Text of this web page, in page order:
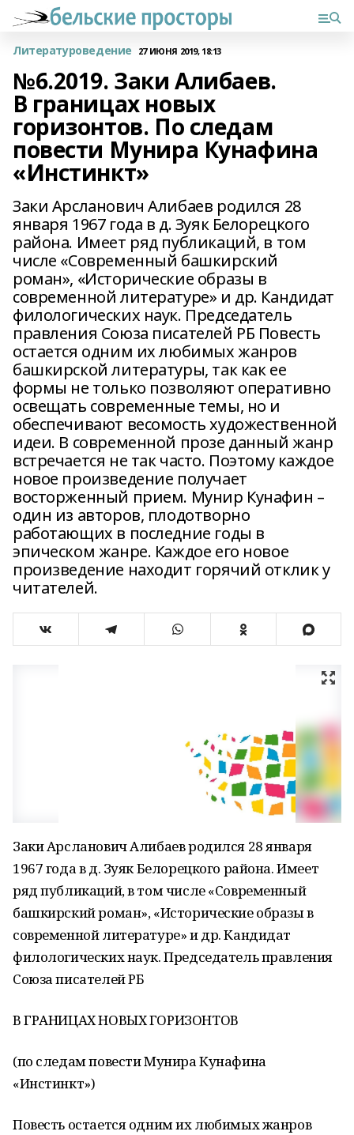
Литературоведение 27 ИЮНЯ 2019, 18:13
№6.2019. Заки Алибаев.
В границах новых
горизонтов. По следам
повести Мунира Кунафина
«Инстинкт»
Заки Арсланович Алибаев родился 28
января 1967 года в д. Зуяк Белорецкого
района. Имеет ряд публикаций, в том
числе «Современный башкирский
роман», «Исторические образы в
современной литературе» и др. Кандидат
филологических наук. Председатель
правления Союза писателей РБ Повесть
остается одним их любимых жанров
башкирской литературы, так как ее
формы не только позволяют оперативно
освещать современные темы, но и
обеспечивают весомость художественной
идеи. В современной прозе данный жанр
встречается не так часто. Поэтому каждое
новое произведение получает
восторженный прием. Мунир Кунафин –
один из авторов, плодотворно
работающих в последние годы в
эпическом жанре. Каждое его новое
произведение находит горячий отклик у
читателей.
Заки Арсланович Алибаев родился 28 января
1967 года в д. Зуяк Белорецкого района. Имеет
ряд публикаций, в том числе «Современный
башкирский роман», «Исторические образы в
современной литературе» и др. Кандидат
филологических наук. Председатель правления
Союза писателей РБ
В ГРАНИЦАХ НОВЫХ ГОРИЗОНТОВ
(по следам повести Мунира Кунафина
«Инстинкт»)
Повесть остается одним их любимых жанров